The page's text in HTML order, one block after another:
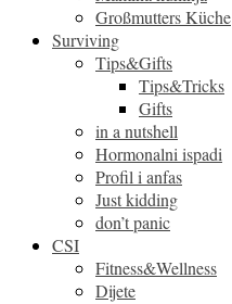
Großmutters Küche
Surviving
Tips&Gifts
Tips&Tricks
Gifts
in a nutshell
Hormonalni ispadi
Profil i anfas
Just kidding
don’t panic
CSI
Fitness&Wellness
Dijete